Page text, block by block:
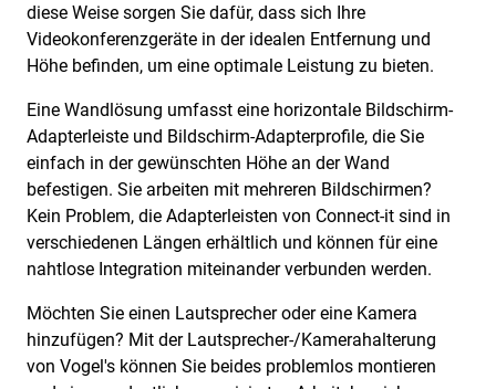
diese Weise sorgen Sie dafür, dass sich Ihre
Videokonferenzgeräte in der idealen Entfernung und
Höhe befinden, um eine optimale Leistung zu bieten.
Eine Wandlösung umfasst eine horizontale Bildschirm-
Adapterleiste und Bildschirm-Adapterprofile, die Sie
einfach in der gewünschten Höhe an der Wand
befestigen. Sie arbeiten mit mehreren Bildschirmen?
Kein Problem, die Adapterleisten von Connect-it sind in
verschiedenen Längen erhältlich und können für eine
nahtlose Integration miteinander verbunden werden.
Möchten Sie einen Lautsprecher oder eine Kamera
hinzufügen? Mit der Lautsprecher-/Kamerahalterung
von Vogel's können Sie beides problemlos montieren